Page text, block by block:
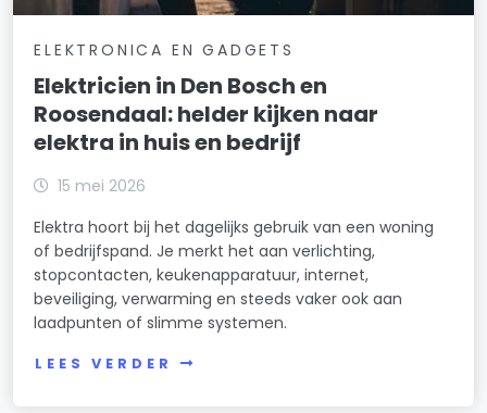
ELEKTRONICA EN GADGETS
Elektricien in Den Bosch en
Roosendaal: helder kijken naar
elektra in huis en bedrijf
15 mei 2026
Elektra hoort bij het dagelijks gebruik van een woning
of bedrijfspand. Je merkt het aan verlichting,
stopcontacten, keukenapparatuur, internet,
beveiliging, verwarming en steeds vaker ook aan
laadpunten of slimme systemen.
LEES VERDER